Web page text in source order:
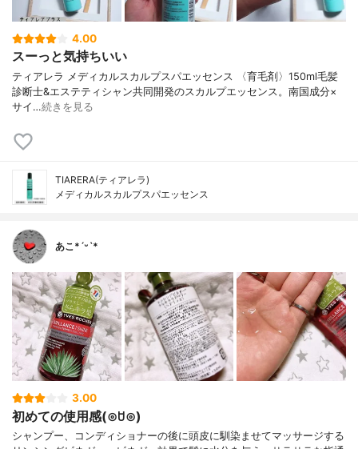
4.00
スーっと気持ちいい
ティアレラ メディカルスカルプスパエッセンス 〈育毛剤〉150ml 毛髪
診断士&エステティシャン共同開発のスカルプエッセンス。 南国成分×
サイ…続きを見る
TIARERA(ティアレラ)
メディカルスカルプスパエッセンス
あこ*ˊᵕˋ*
3.00
初めての使用感(⊙ꇴ⊙)
シャンプー、コンディショナーの後に頭皮に馴染ませてマッサージする